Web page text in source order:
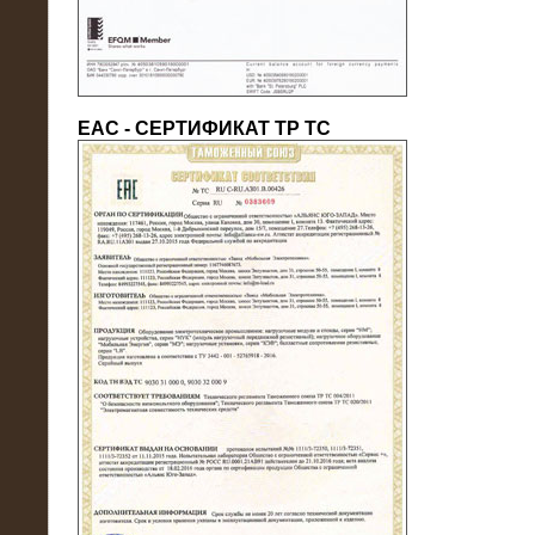
22.05.2016
Нагрузочный модуль в контейнере
10 МВт (0,4 кВ - напряжение)
ЕАС - СЕРТИФИКАТ ТР ТС